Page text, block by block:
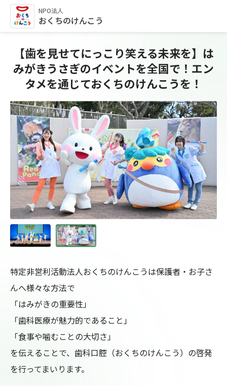
NPO法人
おくちのけんこう
【歯を見せてにっこり笑える未来を】は
みがきうさぎのイベントを全国で！エン
タメを通じておくちのけんこうを！
特定非営利活動法人おくちのけんこうは保護者・お子さ
んへ様々な方法で
「はみがきの重要性」
「歯科医療が魅力的であること」
「食事や噛むことの大切さ」
を伝えることで、歯科口腔（おくちのけんこう）の啓発
を行ってまいります。